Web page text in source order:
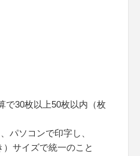
で30枚以上50枚以内（枚
パソコンで印字し、
サイズで統一のこと